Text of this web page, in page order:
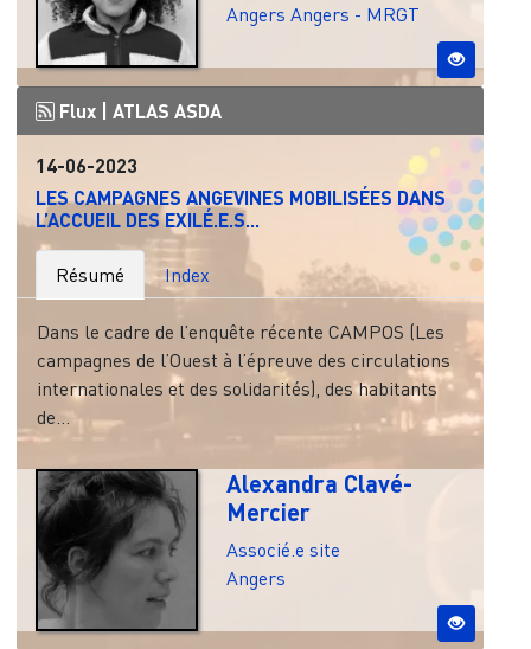
Angers Angers - MRGT
Flux | ATLAS ASDA
14-06-2023
LES CAMPAGNES ANGEVINES MOBILISÉES DANS
L’ACCUEIL DES EXILÉ.E.S...
Résumé Index
Dans le cadre de l’enquête récente CAMPOS (Les
campagnes de l’Ouest à l’épreuve des circulations
internationales et des solidarités), des habitants
de...
Alexandra Clavé-
Mercier
Associé.e site
Angers